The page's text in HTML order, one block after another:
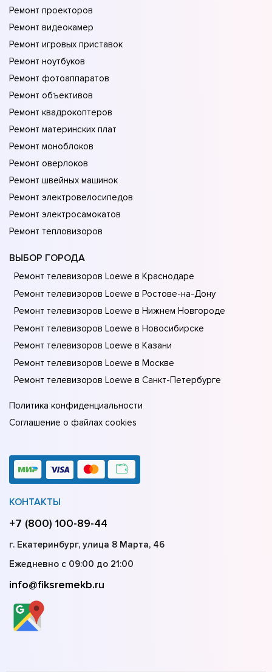
Ремонт проекторов
Ремонт видеокамер
Ремонт игровых приставок
Ремонт ноутбуков
Ремонт фотоаппаратов
Ремонт объективов
Ремонт квадрокоптеров
Ремонт материнских плат
Ремонт моноблоков
Ремонт оверлоков
Ремонт швейных машинок
Ремонт электровелосипедов
Ремонт электросамокатов
Ремонт тепловизоров
ВЫБОР ГОРОДА
Ремонт телевизоров Loewe в Краснодаре
Ремонт телевизоров Loewe в Ростове-на-Донy
Ремонт телевизоров Loewe в Нижнем Новгороде
Ремонт телевизоров Loewe в Новосибирске
Ремонт телевизоров Loewe в Казани
Ремонт телевизоров Loewe в Москве
Ремонт телевизоров Loewe в Санкт-Петербурге
Политика конфиденциальности
Соглашение о файлах cookies
КОНТАКТЫ
+7 (800) 100-89-44
г. Екатеринбург, улица 8 Марта, 46
Ежедневно с 09:00 до 21:00
info@fiksremekb.ru